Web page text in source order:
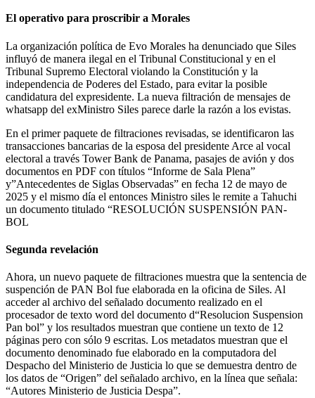
El operativo para proscribir a Morales
La organización política de Evo Morales ha denunciado que Siles
influyó de manera ilegal en el Tribunal Constitucional y en el
Tribunal Supremo Electoral violando la Constitución y la
independencia de Poderes del Estado, para evitar la posible
candidatura del expresidente. La nueva filtración de mensajes de
whatsapp del exMinistro Siles parece darle la razón a los evistas.
En el primer paquete de filtraciones revisadas, se identificaron las
transacciones bancarias de la esposa del presidente Arce al vocal
electoral a través Tower Bank de Panama, pasajes de avión y dos
documentos en PDF con títulos “Informe de Sala Plena”
y”Antecedentes de Siglas Observadas” en fecha 12 de mayo de
2025 y el mismo día el entonces Ministro siles le remite a Tahuchi
un documento titulado “RESOLUCIÓN SUSPENSIÓN PAN-
BOL
Segunda revelación
Ahora, un nuevo paquete de filtraciones muestra que la sentencia de
suspención de PAN Bol fue elaborada en la oficina de Siles. Al
acceder al archivo del señalado documento realizado en el
procesador de texto word del documento d“Resolucion Suspension
Pan bol” y los resultados muestran que contiene un texto de 12
páginas pero con sólo 9 escritas. Los metadatos muestran que el
documento denominado fue elaborado en la computadora del
Despacho del Ministerio de Justicia lo que se demuestra dentro de
los datos de “Origen” del señalado archivo, en la línea que señala:
“Autores Ministerio de Justicia Despa”.